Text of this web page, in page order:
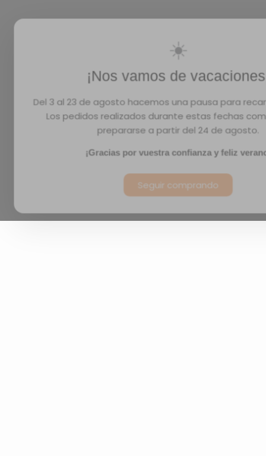
☀️
¡Nos vamos de
Del 3 al 23 de agosto hacemos una pausa para
Los pedidos realizados durante estas fechas
prepararse a partir del 24 de agosto.
¡Gracias por vuestra confianza y feliz
Seguir comprando